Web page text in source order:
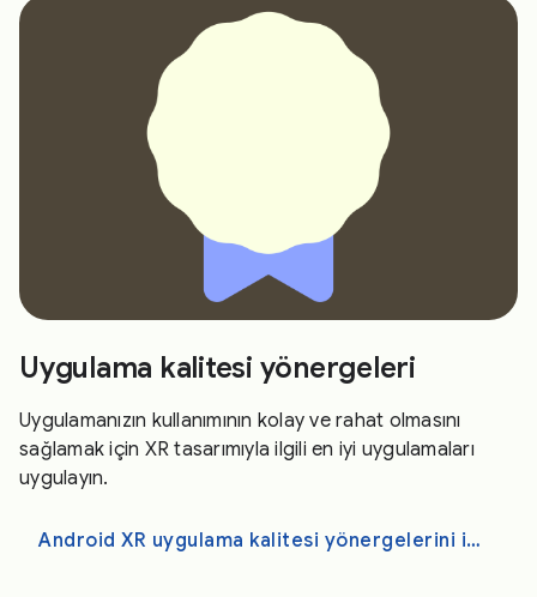
Uygulama kalitesi yönergeleri
Uygulamanızın kullanımının kolay ve rahat olmasını
sağlamak için XR tasarımıyla ilgili en iyi uygulamaları
uygulayın.
Android XR uygulama kalitesi yönergelerini inceleyin